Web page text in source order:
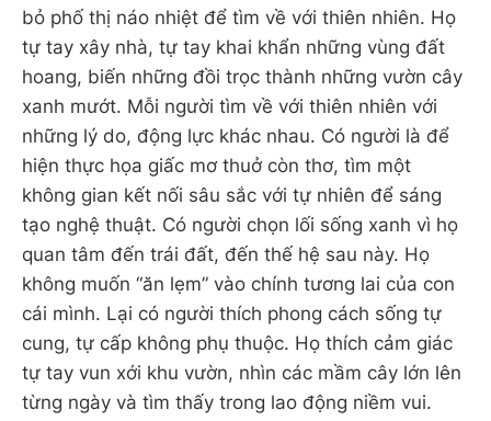
bỏ phố thị náo nhiệt để tìm về với thiên nhiên. Họ
tự tay xây nhà, tự tay khai khẩn những vùng đất
hoang, biến những đồi trọc thành những vườn cây
xanh mướt. Mỗi người tìm về với thiên nhiên với
những lý do, động lực khác nhau. Có người là để
hiện thực họa giấc mơ thuở còn thơ, tìm một
không gian kết nối sâu sắc với tự nhiên để sáng
tạo nghệ thuật. Có người chọn lối sống xanh vì họ
quan tâm đến trái đất, đến thế hệ sau này. Họ
không muốn “ăn lẹm” vào chính tương lai của con
cái mình. Lại có người thích phong cách sống tự
cung, tự cấp không phụ thuộc. Họ thích cảm giác
tự tay vun xới khu vườn, nhìn các mầm cây lớn lên
từng ngày và tìm thấy trong lao động niềm vui.